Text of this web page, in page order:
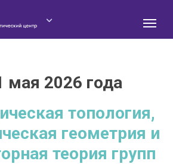
мая 2026 года
топология,
геометрия и
теория групп